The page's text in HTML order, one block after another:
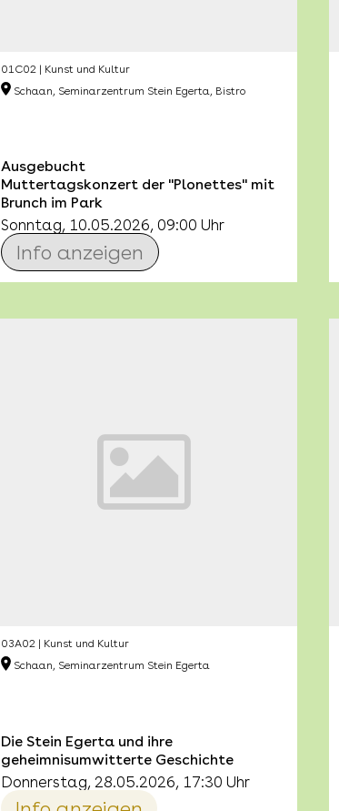
01C02 | Kunst und Kultur
Schaan, Seminarzentrum Stein Egerta, Bistro
Ausgebucht
Muttertagskonzert der "Plonettes" mit
Brunch im Park
Sonntag, 10.05.2026, 09:00 Uhr
Info anzeigen
03A02 | Kunst und Kultur
Schaan, Seminarzentrum Stein Egerta
Die Stein Egerta und ihre
geheimnisumwitterte Geschichte
Donnerstag, 28.05.2026, 17:30 Uhr